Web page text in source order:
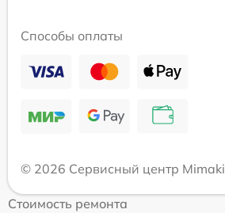
Способы оплаты
© 2026 Сервисный центр Mimaki
Стоимость ремонта